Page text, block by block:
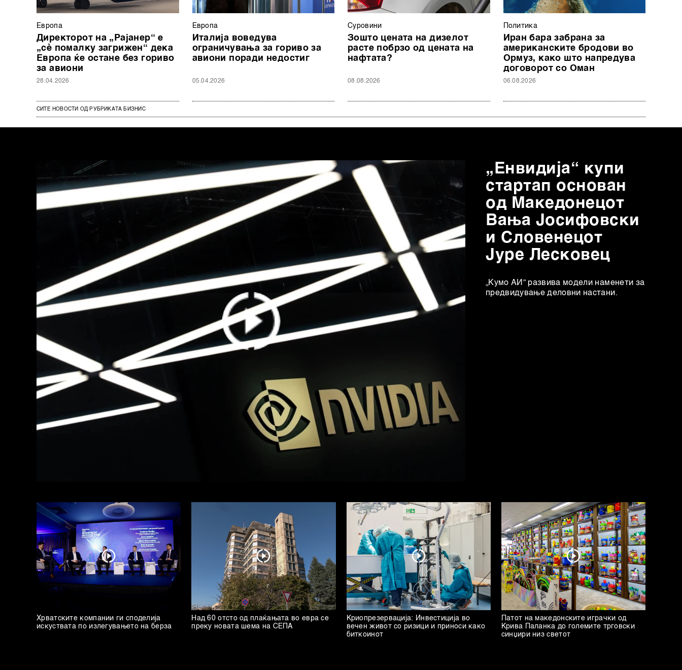
Европа
Директорот на „Рајанер“ е
„сè помалку загрижен“ дека
Европа ќе остане без гориво
за авиони
28.04.2026
Европа
Италија воведува
ограничувања за гориво за
авиони поради недостиг
05.04.2026
Суровини
Зошто цената на дизелот
расте побрзо од цената на
нафтата?
08.08.2026
Политика
Иран бара забрана за
американските бродови во
Ормуз, како што напредува
договорот со Оман
06.08.2026
СИТЕ НОВОСТИ ОД РУБРИКАТА БИЗНИС
„Енвидија“ купи
стартап основан
од Mакедонецот
Вања Јосифовски
и Словенецот
Јуре Лесковец
„Кумо АИ“ развива модели наменети за
предвидување деловни настани.
Хрватските компании ги споделија
искуствата по излегувањето на берза
Над 60 отсто од плаќањата во евра се
преку новата шема на СЕПА
Криопрезервација: Инвестиција во
вечен живот со ризици и приноси како
биткоинот
Патот на македонските играчки од
Крива Паланка до големите трговски
синџири низ светот